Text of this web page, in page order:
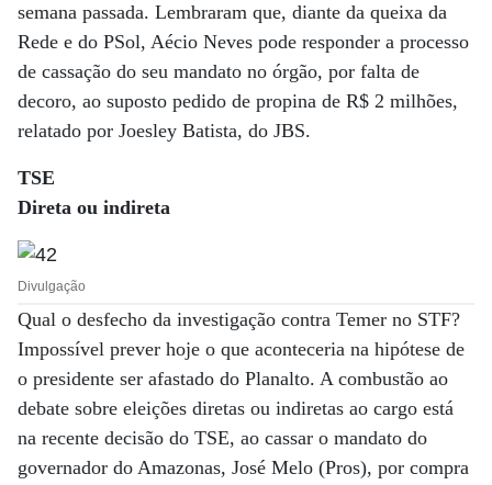
semana passada. Lembraram que, diante da queixa da
Rede e do PSol, Aécio Neves pode responder a processo
de cassação do seu mandato no órgão, por falta de
decoro, ao suposto pedido de propina de R$ 2 milhões,
relatado por Joesley Batista, do JBS.
TSE
Direta ou indireta
Divulgação
Qual o desfecho da investigação contra Temer no STF?
Impossível prever hoje o que aconteceria na hipótese de
o presidente ser afastado do Planalto. A combustão ao
debate sobre eleições diretas ou indiretas ao cargo está
na recente decisão do TSE, ao cassar o mandato do
governador do Amazonas, José Melo (Pros), por compra